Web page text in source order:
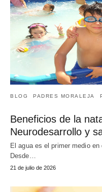
BLOG PADRES MORALEJA
Beneficios de la
Neurodesarrollo y
El agua es el primer medio en
Desde…
21 de julio de 2026